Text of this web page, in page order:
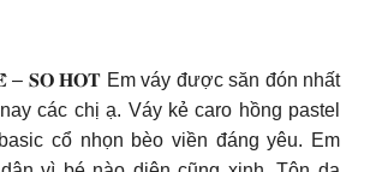
𝐒𝐎 𝐇𝐎𝐓 Em váy được săn đón nhất
các chị ạ. Váy kẻ caro hồng pastel
cổ nhọn bèo viền đáng yêu. Em